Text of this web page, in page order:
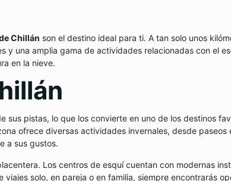
Chillán son el destino ideal para ti. A tan solo unos
una amplia gama de actividades relacionadas con el
en la nieve.
pistas, lo que los convierte en uno de los destinos
ofrece diversas actividades invernales, desde paseos
a sus gustos.
Los centros de esquí cuentan con modernas
solo, en pareja o en familia, siempre encontrarás